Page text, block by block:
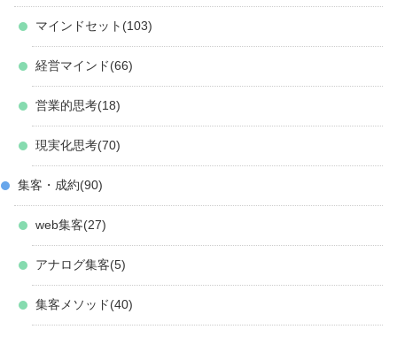
マインドセット 103
経営マインド 66
営業的思考 18
現実化思考 70
集客・成約 90
web集客 27
アナログ集客 5
集客メソッド 40